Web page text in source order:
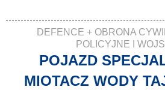
DEFENCE + OBRONA
POLICYJNE I
POJAZD
MIOTACZ WODY